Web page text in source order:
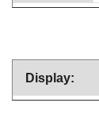
Display: